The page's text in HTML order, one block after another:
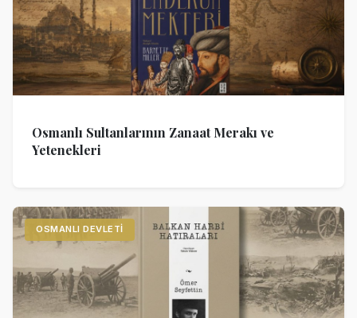
Osmanlı Sultanlarının Zanaat Merakı ve
Yetenekleri
OSMANLI DEVLETI